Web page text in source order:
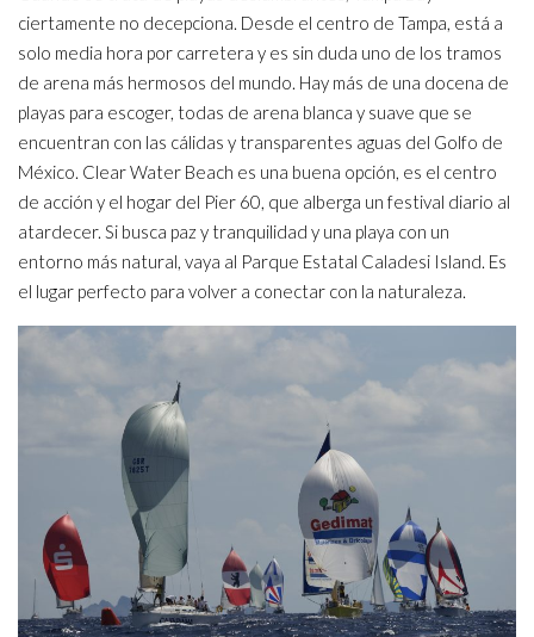
ciertamente no decepciona. Desde el centro de Tampa, está a
solo media hora por carretera y es sin duda uno de los tramos
de arena más hermosos del mundo. Hay más de una docena de
playas para escoger, todas de arena blanca y suave que se
encuentran con las cálidas y transparentes aguas del Golfo de
México. Clear Water Beach es una buena opción, es el centro
de acción y el hogar del Pier 60, que alberga un festival diario al
atardecer. Si busca paz y tranquilidad y una playa con un
entorno más natural, vaya al Parque Estatal Caladesi Island. Es
el lugar perfecto para volver a conectar con la naturaleza.